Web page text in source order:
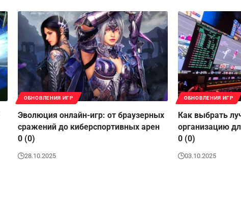
ОБНОВЛЕНИЯ ИГР
Эволюция онлайн-игр: от браузерных
сражений до киберспортивных арен
0 (0)
28.10.2025
ОБНОВЛЕНИЯ ИГР
Как выбрать
организацию
0 (0)
03.10.2025